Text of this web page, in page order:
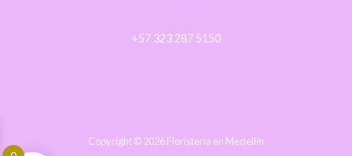
+57 323 287 5150
Copyright © 2026 Floristería en Medellín